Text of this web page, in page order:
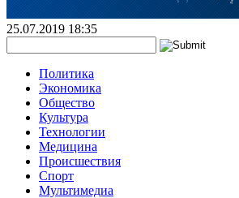
25.07.2019 18:35
Политика
Экономика
Общество
Культура
Технологии
Медицина
Происшествия
Спорт
Мультимедиа